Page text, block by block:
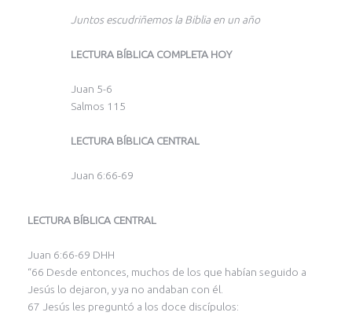
Juntos escudriñemos la Biblia en un año
LECTURA BÍBLICA COMPLETA HOY
Juan 5-6
Salmos 115
LECTURA BÍBLICA CENTRAL
Juan 6:66-69
LECTURA BÍBLICA CENTRAL
Juan 6:66-69 DHH
“66 Desde entonces, muchos de los que habían seguido a
Jesús lo dejaron, y ya no andaban con él.
67 Jesús les preguntó a los doce discípulos: